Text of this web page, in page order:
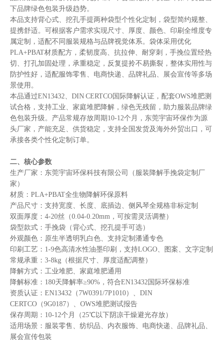
下品牌绿色包装升级趋势。
本品支持背心式、挖孔手提两种袋型个性化定制，袋型简约规整、
提携舒适。可根据客户需求实现尺寸、厚度、颜色、印刷全维度专
属定制，适配不同服装规格与品牌视觉体系。袋体采用优化
PLA+PBAT材质配方，柔韧度高、抗拉伸、耐穿刺，手挽位置经热
切、打孔加固处理，承重稳定，反复提拎不易撕裂，整体实用性与
防护性好，适配服饰零售、电商快递、品牌礼品、展会宣传等多场
景使用。
本品通过EN13432、DIN CERTCO国际降解认证，配套OWS堆肥测
试合格，支持工业、家庭堆肥降解，绿色无残留，助力服装品牌绿
色包装升级。产品常规存放周期10-12个月，东莞宇宙环保作为源
头厂家，产能充足、供货稳定，支持全国发货及海外外贸出口，可
承接各类个性化定制订单。
二、核心参数
生产厂家：东莞宇宙环保科技有限公司（服装降解手挽袋定制厂
家）
材质：PLA+PBAT全生物降解环保原料
产品尺寸：支持宽度、长度、底插边、侧风琴全规格非标定制
双面厚度：4-20丝（0.04-0.20mm，可按需灵活调整）
袋型款式：手挽袋（背心式、挖孔提手可选）
外观颜色：原生半透明乳白色、支持定制潘通专色
印刷工艺：1-9色高清水性油墨印刷，支持LOGO、图案、文字定制
常规承重：3-8kg（根据尺寸、厚度适配调整）
降解方式：工业堆肥、家庭堆肥通用
降解标准：180天降解率≥90%，符合EN13432国际环保标准
资质认证：EN13432（7W0391/7P1010）、DIN
CERTCO（9G0187）、OWS堆肥测试报告
保存周期：10-12个月（25℃以下阴凉干燥避光存放）
适用场景：服装零售、纺织品、内衣服饰、电商快递、品牌礼品、
展会宣传包装